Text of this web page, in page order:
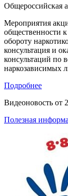
Общероссийская
Мероприятия
общественности
обороту
консультация и
консультаций по
наркозависимых
Подробнее
Видеоновость от
Полезная